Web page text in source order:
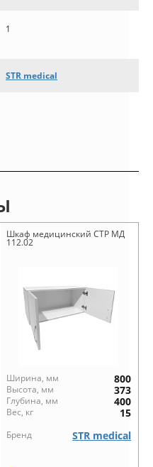
1
STR medical
Шкаф медицинский СТР МД
112.02
Ширина, мм 800
Высота, мм 373
Глубина, мм 400
Вес, кг 15
Бренд STR medical